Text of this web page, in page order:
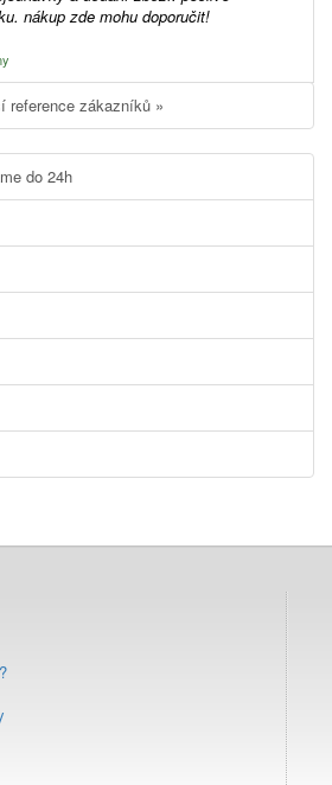
nákup zde mohu doporučit!
reference zákazníků »
do 24h